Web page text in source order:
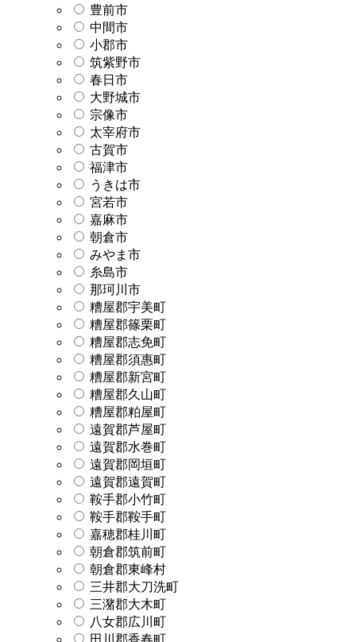
豊前市
中間市
小郡市
筑紫野市
春日市
大野城市
宗像市
太宰府市
古賀市
福津市
うきは市
宮若市
嘉麻市
朝倉市
みやま市
糸島市
那珂川市
糟屋郡宇美町
糟屋郡篠栗町
糟屋郡志免町
糟屋郡須惠町
糟屋郡新宮町
糟屋郡久山町
糟屋郡粕屋町
遠賀郡芦屋町
遠賀郡水巻町
遠賀郡岡垣町
遠賀郡遠賀町
鞍手郡小竹町
鞍手郡鞍手町
嘉穂郡桂川町
朝倉郡筑前町
朝倉郡東峰村
三井郡大刀洗町
三潴郡大木町
八女郡広川町
田川郡香春町